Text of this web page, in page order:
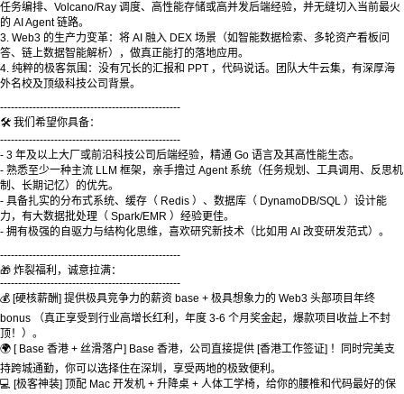
任务编排、Volcano/Ray 调度、高性能存储或高并发后端经验，并无缝切入当前最火
的 AI Agent 链路。
3. Web3 的生产力变革：将 AI 融入 DEX 场景（如智能数据检索、多轮资产看板问
答、链上数据智能解析），做真正能打的落地应用。
4. 纯粹的极客氛围：没有冗长的汇报和 PPT ，代码说话。团队大牛云集，有深厚海
外名校及顶级科技公司背景。
--------------------------------------------------
🛠️ 我们希望你具备：
--------------------------------------------------
- 3 年及以上大厂或前沿科技公司后端经验，精通 Go 语言及其高性能生态。
- 熟悉至少一种主流 LLM 框架，亲手撸过 Agent 系统（任务规划、工具调用、反思机
制、长期记忆）的优先。
- 具备扎实的分布式系统、缓存（ Redis ）、数据库（ DynamoDB/SQL ）设计能
力，有大数据批处理（ Spark/EMR ）经验更佳。
- 拥有极强的自驱力与结构化思维，喜欢研究新技术（比如用 AI 改变研发范式）。
--------------------------------------------------
🎁 炸裂福利，诚意拉满：
--------------------------------------------------
💰 [硬核薪酬] 提供极具竞争力的薪资 base + 极具想象力的 Web3 头部项目年终
bonus （真正享受到行业高增长红利，年度 3-6 个月奖金起，爆款项目收益上不封
顶！）。
🌍 [ Base 香港 + 丝滑落户] Base 香港，公司直接提供 [香港工作签证] ！同时完美支
持跨城通勤，你可以选择住在深圳，享受两地的极致便利。
💻 [极客神装] 顶配 Mac 开发机 + 升降桌 + 人体工学椅，给你的腰椎和代码最好的保